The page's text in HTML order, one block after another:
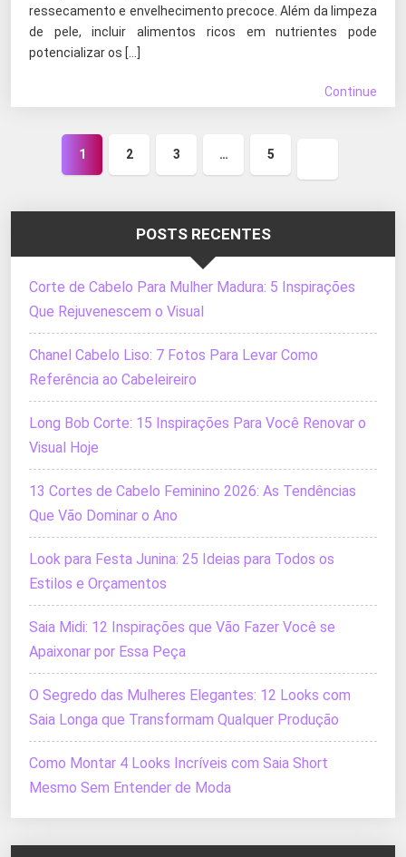
ressecamento e envelhecimento precoce. Além da limpeza
de pele, incluir alimentos ricos em nutrientes pode
potencializar os […]
Continue
1 2 3 …
5
POSTS RECENTES
Corte de Cabelo Para Mulher Madura: 5 Inspirações
Que Rejuvenescem o Visual
Chanel Cabelo Liso: 7 Fotos Para Levar Como
Referência ao Cabeleireiro
Long Bob Corte: 15 Inspirações Para Você Renovar o
Visual Hoje
13 Cortes de Cabelo Feminino 2026: As Tendências
Que Vão Dominar o Ano
Look para Festa Junina: 25 Ideias para Todos os
Estilos e Orçamentos
Saia Midi: 12 Inspirações que Vão Fazer Você se
Apaixonar por Essa Peça
O Segredo das Mulheres Elegantes: 12 Looks com
Saia Longa que Transformam Qualquer Produção
Como Montar 4 Looks Incríveis com Saia Short
Mesmo Sem Entender de Moda